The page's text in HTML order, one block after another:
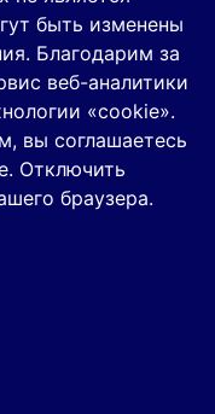
быть изменены
Благодарим за
веб-аналитики
«cookie».
вы соглашаетесь
Отключить
браузера.